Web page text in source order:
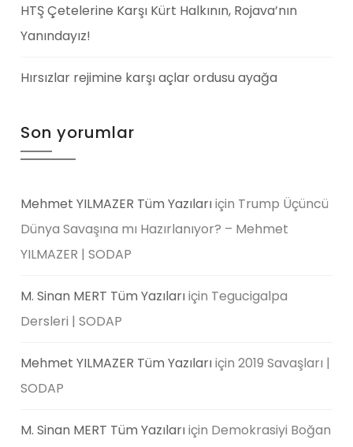
HTŞ Çetelerine Karşı Kürt Halkının, Rojava’nın
Yanındayız!
Hırsızlar rejimine karşı açlar ordusu ayağa
Son yorumlar
Mehmet YILMAZER Tüm Yazılarıiçin Trump Üçüncü
Dünya Savaşına mı Hazırlanıyor? – Mehmet
YILMAZER | SODAP
M. Sinan MERT Tüm Yazılarıiçin Tegucigalpa
Dersleri | SODAP
Mehmet YILMAZER Tüm Yazılarıiçin2019 Savaşları |
SODAP
M. Sinan MERT Tüm Yazılarıiçin Demokrasiyi Boğan